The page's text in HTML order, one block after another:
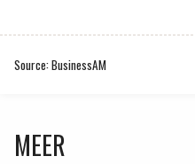
Source: BusinessAM
MEER